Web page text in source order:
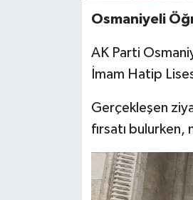
Osmaniyeli
AK Parti
İmam Hatip
Gerçekleşen
fırsatı